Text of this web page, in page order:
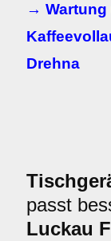
→ Wartung
Drehna
passt
Luckau